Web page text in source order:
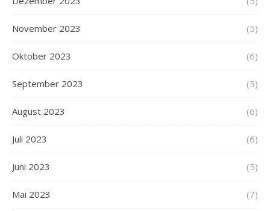
November 2023 (5)
Oktober 2023 (6)
September 2023 (5)
August 2023 (6)
Juli 2023 (6)
Juni 2023 (5)
Mai 2023 (7)